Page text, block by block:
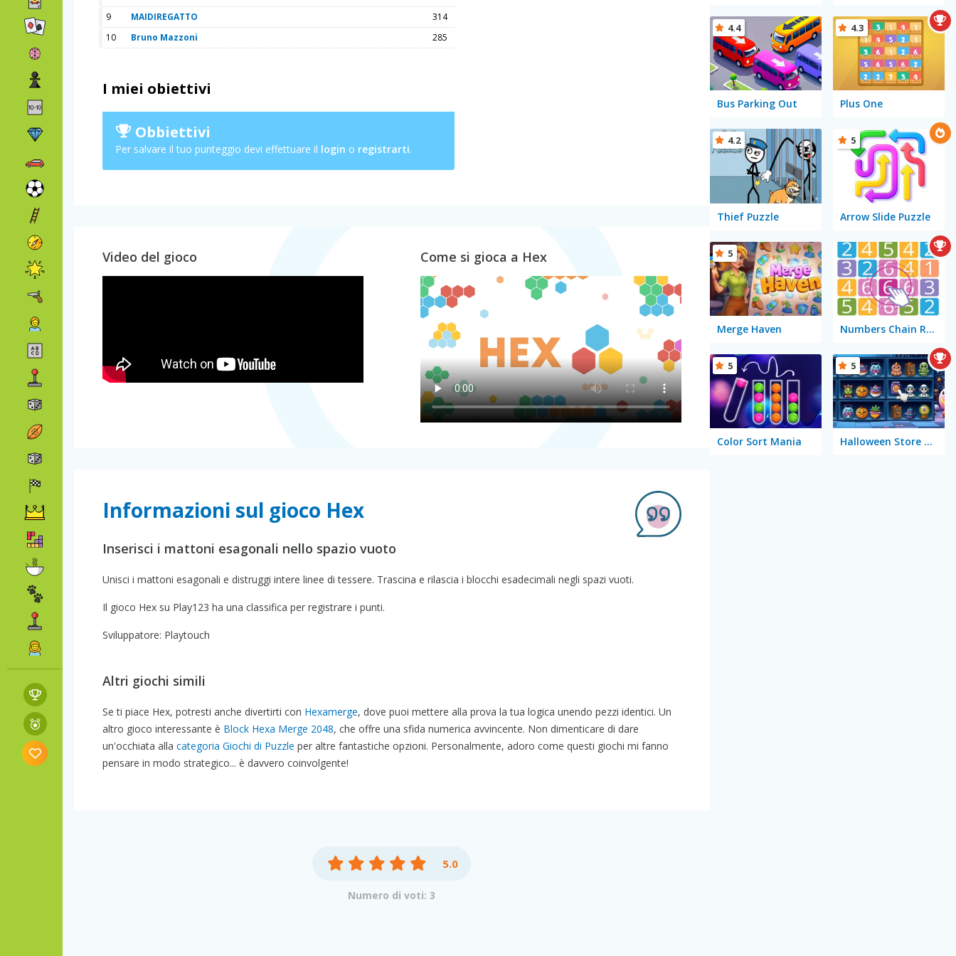
9
MAIDIREGATTO
314
10
Bruno Mazzoni 285
I miei obiettivi
Obbiettivi
Per salvare il tuo punteggio devi effettuare il login o registrarti.
Video del gioco Come si gioca a Hex
Informazioni sul gioco Hex
Inserisci i mattoni esagonali nello spazio vuoto
Unisci i mattoni esagonali e distruggi intere linee di tessere. Trascina e rilascia i blocchi esadecimali negli spazi vuoti.
Il gioco Hex su Play123 ha una classifica per registrare i punti.
Sviluppatore: Playtouch
Altri giochi simili
Se ti piace Hex, potresti anche divertirti con Hexamerge, dove puoi mettere alla prova la tua logica unendo pezzi identici. Un
altro gioco interessante è Block Hexa Merge 2048, che offre una sfida numerica avvincente. Non dimenticare di dare
un'occhiata alla categoria Giochi di Puzzle per altre fantastiche opzioni. Personalmente, adoro come questi giochi mi fanno
pensare in modo strategico... è davvero coinvolgente!
5.0
Numero di voti: 3
Bus Parking Out
4.4
Plus One
4.3
Thief Puzzle
4.2
Arrow Slide Puzzle
5
Merge Haven
5
Numbers Chain Reaction
Color Sort Mania
5
Halloween Store Sort
5